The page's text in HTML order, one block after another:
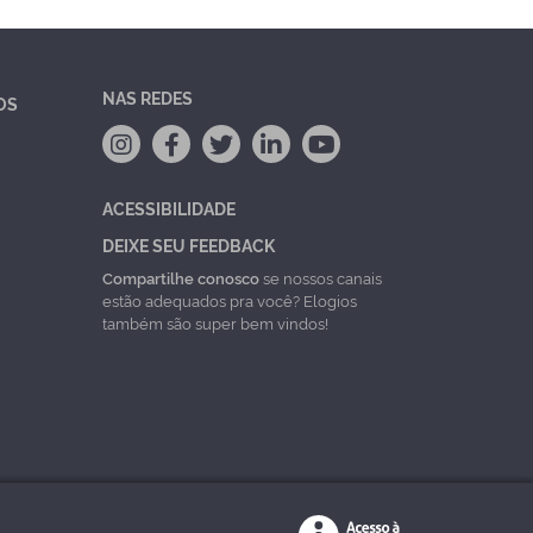
NAS REDES
ACESSIBILIDADE
DEIXE SEU FEEDBACK
Compartilhe conoscose nossos canais
estão adequados pra você? Elogios
também são super bem vindos!